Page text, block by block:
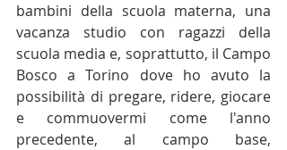
bambini della scuola materna, una
vacanza studio con ragazzi della
scuola media e, soprattutto, il Campo
Bosco a Torino dove ho avuto la
possibilità di pregare, ridere, giocare
e commuovermi come l'anno
precedente, al campo base,